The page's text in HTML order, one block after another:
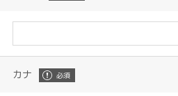
カナ